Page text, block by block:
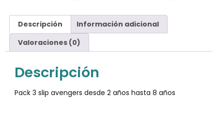
Descripción
Información adicional
Valoraciones (0)
Descripción
Pack 3 slip avengers desde 2 años hasta 8 años